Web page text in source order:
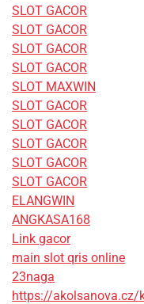
SLOT GACOR
SLOT GACOR
SLOT GACOR
SLOT GACOR
SLOT MAXWIN
SLOT GACOR
SLOT GACOR
SLOT GACOR
SLOT GACOR
SLOT GACOR
ELANGWIN
ANGKASA168
Link gacor
main slot qris online
23naga
https://akolsanova.cz/